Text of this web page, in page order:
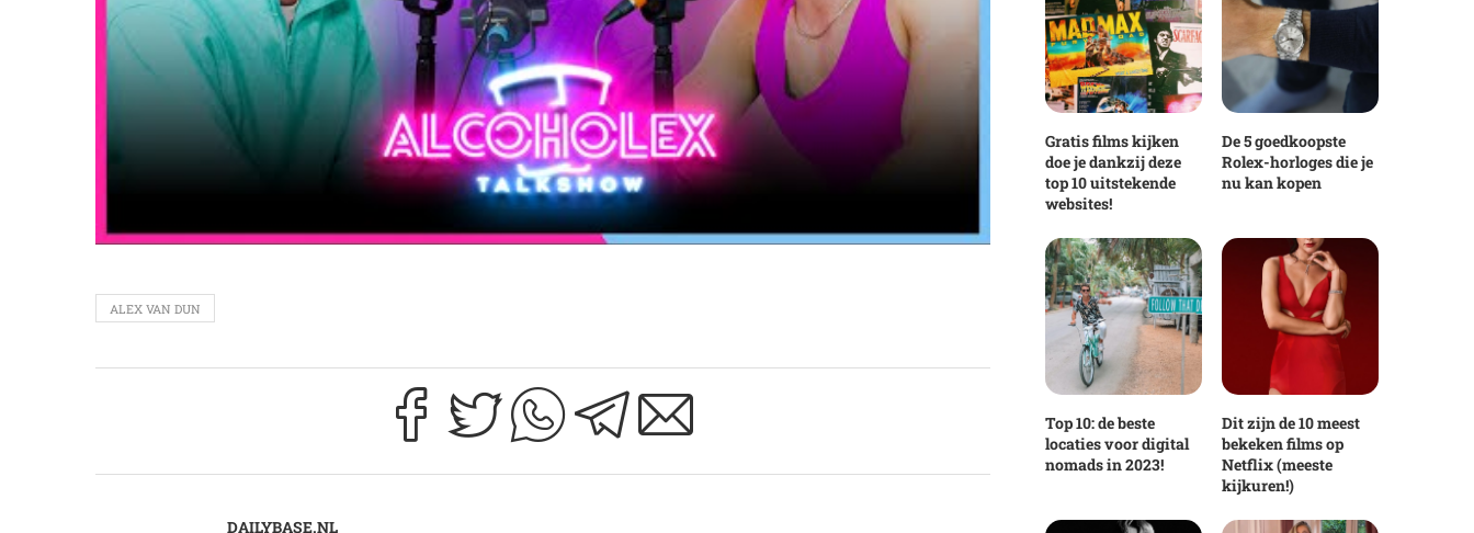
ALEX VAN DUN
DAILYBASE.NL
Gratis films kijken
doe je dankzij deze
top 10 uitstekende
websites!
De 5 goedkoopste
Rolex-horloges die je
nu kan kopen
Top 10: de beste
locaties voor digital
nomads in 2023!
Dit zijn de 10 meest
bekeken films op
Netflix (meeste
kijkuren!)